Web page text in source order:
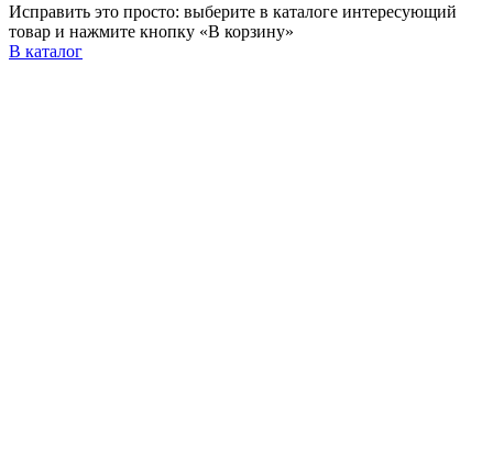
Исправить это просто: выберите в каталоге интересующий
товар и нажмите кнопку «В корзину»
В каталог